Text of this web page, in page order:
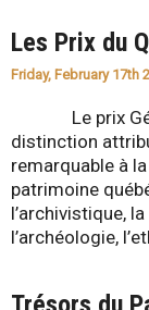
Les Prix du
Friday, February 17th
Le prix
distinction
remarquable à
patrimoine
l’archivistique,
l’archéologie,